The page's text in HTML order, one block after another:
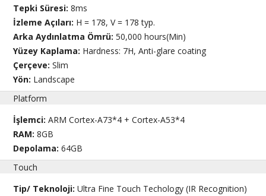
Tepki Süresi:8ms
İzleme Açıları: H = 178, V = 178 typ.
Arka Aydınlatma Ömrü:50,000 hours(Min)
Yüzey Kaplama: Hardness: 7H, Anti-glare coating
Çerçeve:Slim
Yön: Landscape
Platform
İşlemci:ARM Cortex-A73*4 + Cortex-A53*4
RAM:8GB
Depolama:64GB
Touch
Tip/ Teknoloji:Ultra Fine Touch Techology (IR Recognition)